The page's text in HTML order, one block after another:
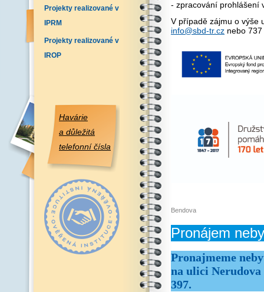
Projekty realizované v
IPRM
Projekty realizované v
IROP
Havárie
a důležitá
telefonní čísla
- zpracování prohlášení
V případě zájmu o výše
info@sbd-tr.cz nebo
Bendova
Pronájem
Pronajmeme
na ulici Nerudova
397.